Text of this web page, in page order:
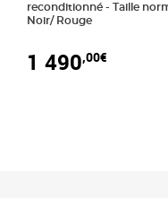
reconditionné - Taille normale -
Noir/ Rouge
1 490,00€